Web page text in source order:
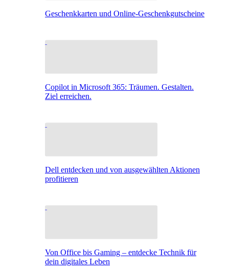
Geschenkkarten und Online-Geschenkgutscheine
Copilot in Microsoft 365: Träumen. Gestalten.
Ziel erreichen.
Dell entdecken und von ausgewählten Aktionen
profitieren
Von Office bis Gaming – entdecke Technik für
dein digitales Leben